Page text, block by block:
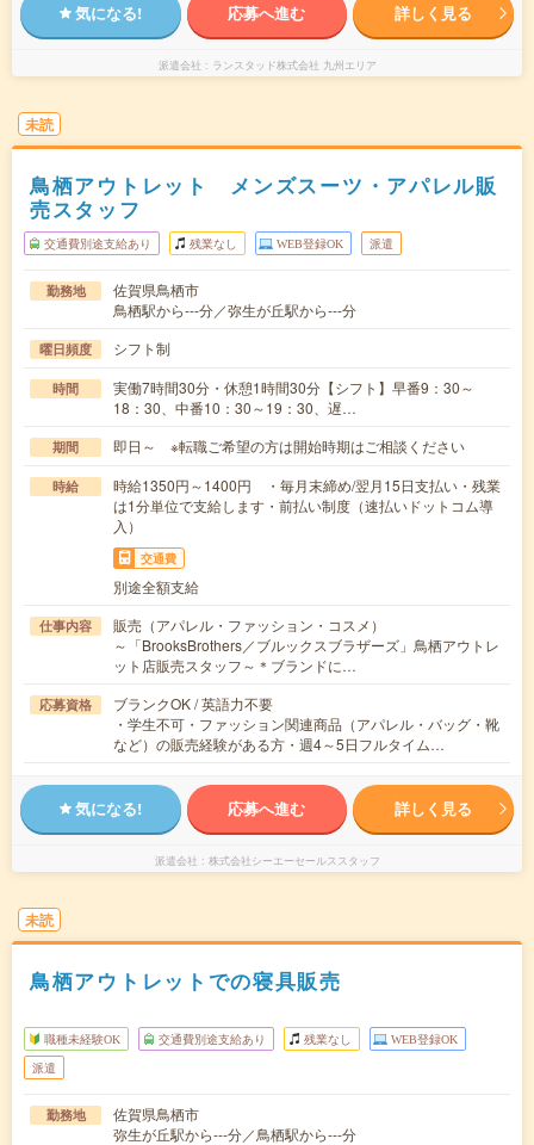
気になる! 応募へ進む 詳しく見る
派遣会社 ランスタッド株式会社 九州エリア
未読
鳥栖アウトレット メンズスーツ・アパレル販
売スタッフ
交通費別途支給あり 残業なし WEB登録OK 派遣
勤務地
佐賀県鳥栖市
鳥栖駅から---分／弥生が丘駅から---分
曜日頻度 シフト制
時間
実働7時間30分・休憩1時間30分【シフト】早番9：30～
18：30、中番10：30～19：30、遅…
期間 即日～ ※転職ご希望の方は開始時期はご相談ください
時給
時給1350円～1400円 ・毎月末締め/翌月15日支払い・残業
は1分単位で支給します・前払い制度（速払いドットコム導
入）
交通費
別途全額支給
仕事内容
販売（アパレル・ファッション・コスメ）
～「BrooksBrothers／ブルックスブラザーズ」鳥栖アウトレ
ット店販売スタッフ～＊ブランドに…
応募資格
ブランクOK / 英語力不要
・学生不可・ファッション関連商品（アパレル・バッグ・靴
など）の販売経験がある方・週4～5日フルタイム…
気になる! 応募へ進む 詳しく見る
派遣会社 株式会社シーエーセールススタッフ
未読
鳥栖アウトレットでの寝具販売
職種未経験OK 交通費別途支給あり 残業なし WEB登録OK
派遣
勤務地
佐賀県鳥栖市
弥生が丘駅から---分／鳥栖駅から---分